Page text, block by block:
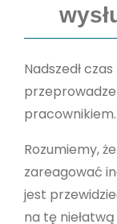
Nadszedł
pracownikiem.
Rozumiemy,
zareagować
jest
na tę